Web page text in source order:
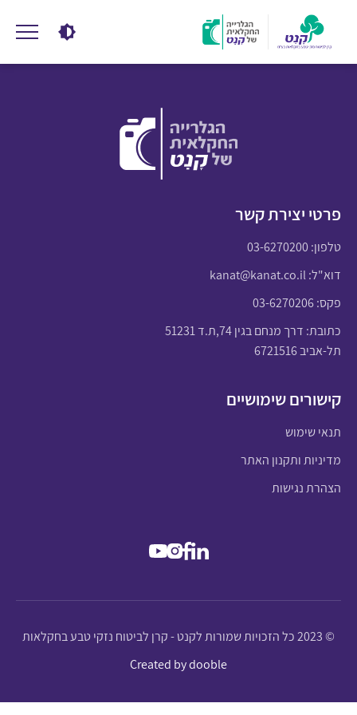
פרטי יצירת קשר
טלפון:03-6270200
דוא"ל:kanat@kanat.co.il
פקס: 03-6270206
כתובת: דרך מנחם בגין 74,ת.ד 51231
תל-אביב 6721516
קישורים שימושיים
תנאי שימוש
מדיניות ותקנון האתר
הצהרת נגישות
© 2023 כל הזכויות שמורות לקנט - קרן לביטוח נזקי טבע בחקלאות
Created by dooble